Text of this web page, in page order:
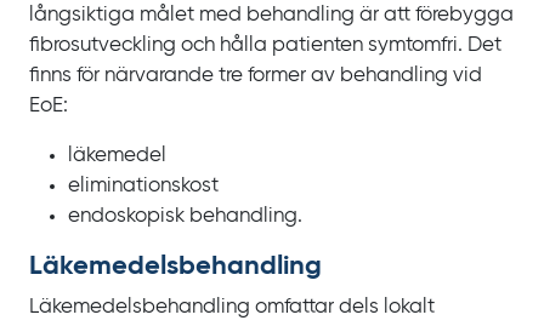
långsiktiga målet med behandling är att förebygga
fibrosutveckling och hålla patienten symtomfri. Det
finns för närvarande tre former av behandling vid
EoE:
läkemedel
eliminationskost
endoskopisk behandling.
Läkemedels­behandling
Läkemedelsbehandling omfattar dels lokalt